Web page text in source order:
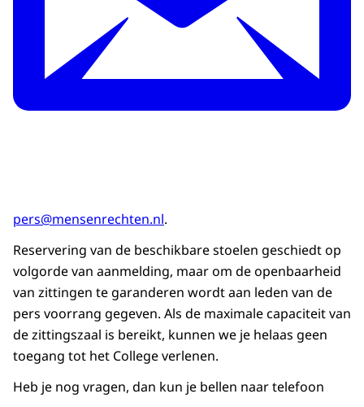
pers@mensenrechten.nl.
Reservering van de beschikbare stoelen geschiedt op
volgorde van aanmelding, maar om de openbaarheid
van zittingen te garanderen wordt aan leden van de
pers voorrang gegeven. Als de maximale capaciteit van
de zittingszaal is bereikt, kunnen we je helaas geen
toegang tot het College verlenen.
Heb je nog vragen, dan kun je bellen naar telefoon